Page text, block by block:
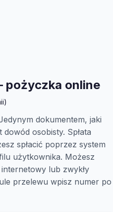
pożyczka online
dokumentem, jaki
osobisty. Spłata
spłacić poprzez system
użytkownika. Możesz
lub zwykły
przelewu wpisz numer po